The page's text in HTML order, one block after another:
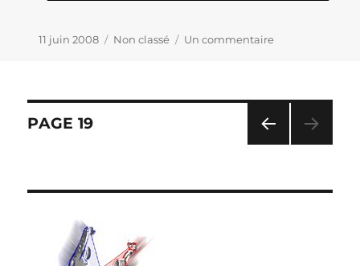
Publié
11 juin 2008 Catégories
Non classé Un commentairesur
club
sera
et
Navigation
articles
CÉD
PAGE 19